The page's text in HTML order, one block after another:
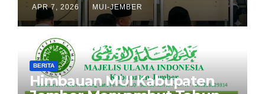
APR 7, 2026 MUI-JEMBER
BERITA
Himbauan MUI Kabupaten